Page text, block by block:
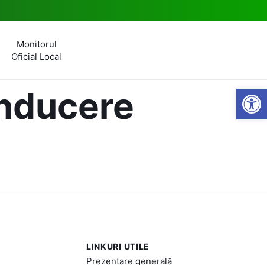
Monitorul
Oficial Local
LINKURI UTILE
Prezentare generală